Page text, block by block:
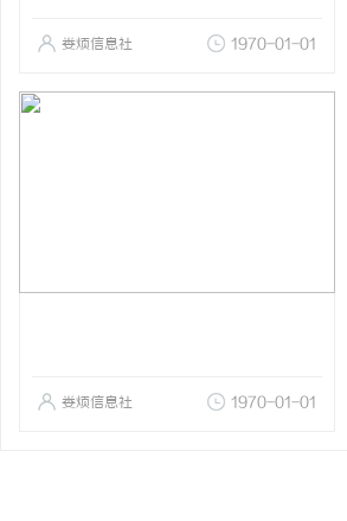
娄烦信息社 1970-01-01
娄烦信息社 1970-01-01